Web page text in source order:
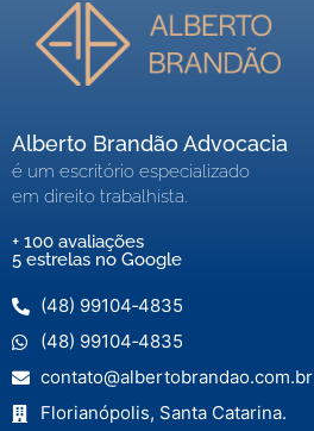
Alberto Brandão Advocacia
é um escritório especializado
em direito trabalhista.
+ 100 avaliações
5 estrelas no Google
(48) 99104‑4835
(48) 99104‑4835
contato@albertobrandao.com.br
Florianópolis, Santa Catarina.